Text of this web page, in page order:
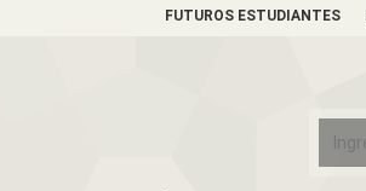
FUTUROS ESTUDIANTES